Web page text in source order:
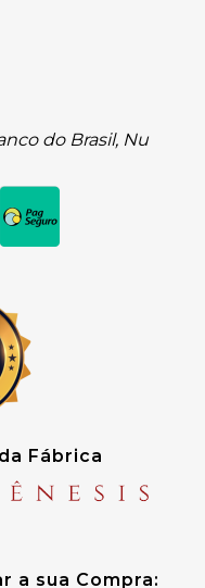
do Brasil, Nu
Fábrica
a sua Compra: